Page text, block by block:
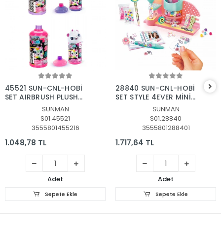
45521 SUN-CNL-HOBİ
SET AIRBRUSH PLUSH
MYSTERY MINI PLUSH
NEON SERIES 2
SUNMAN
S01.45521
3555801455216
1.048,78 TL
Adet
Sepete Ekle
28840 SUN-CNL-HOBİ
SET STYLE 4EVER MİNİ
KIRTASİYE MAKİNESİ
SUNMAN
S01.28840
3555801288401
1.717,64 TL
Adet
Sepete Ekle